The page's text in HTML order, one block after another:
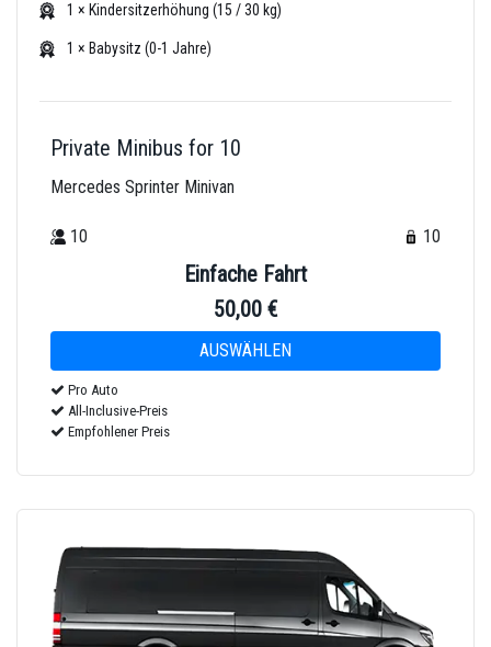
1 × Kindersitzerhöhung (15 / 30 kg)
1 × Babysitz (0-1 Jahre)
Private Minibus for 10
Mercedes Sprinter Minivan
10 10
Einfache Fahrt
50,00 €
Pro Auto
All-Inclusive-Preis
Empfohlener Preis